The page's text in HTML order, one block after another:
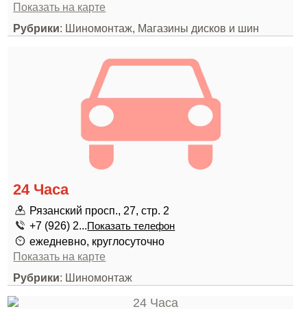
Показать на карте
Рубрики: Шиномонтаж, Магазины дисков и шин
24 Часа
Рязанский просп., 27, стр. 2
+7 (926) 2...Показать телефон
ежедневно, круглосуточно
Показать на карте
Рубрики: Шиномонтаж